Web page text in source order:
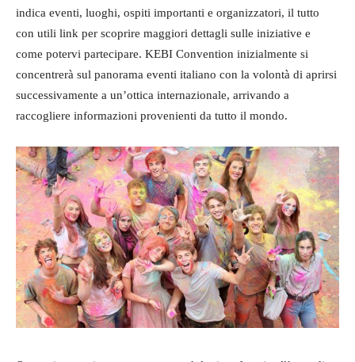
indica eventi, luoghi, ospiti importanti e organizzatori, il tutto
con utili link per scoprire maggiori dettagli sulle iniziative e
come potervi partecipare. KEBI Convention inizialmente si
concentrerà sul panorama eventi italiano con la volontà di aprirsi
successivamente a un’ottica internazionale, arrivando a
raccogliere informazioni provenienti da tutto il mondo.